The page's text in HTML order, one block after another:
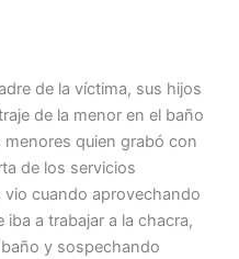
de la víctima, sus hijos
de la menor en el baño
quien grabó con
de los servicios
cuando aprovechando
iba a trabajar a la chacra,
y sospechando